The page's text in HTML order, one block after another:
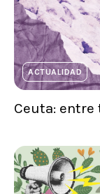
ACTUALIDAD
Ceuta: